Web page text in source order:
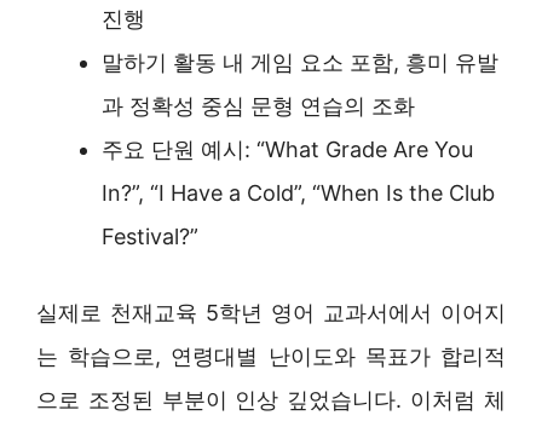
진행
말하기 활동 내 게임 요소 포함, 흥미 유발
과 정확성 중심 문형 연습의 조화
주요 단원 예시: “What Grade Are You
In?”, “I Have a Cold”, “When Is the Club
Festival?”
실제로 천재교육 5학년 영어 교과서에서 이어지
는 학습으로, 연령대별 난이도와 목표가 합리적
으로 조정된 부분이 인상 깊었습니다. 이처럼 체